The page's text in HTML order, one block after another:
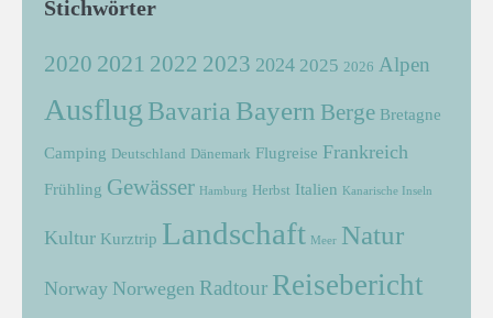
Stichwörter
2020 2021 2022 2023 2024 2025 2026 Alpen
Ausflug Bavaria Bayern Berge Bretagne
Camping Deutschland Dänemark Flugreise Frankreich
Frühling Gewässer Hamburg Herbst Italien Kanarische Inseln
Kultur Kurztrip Landschaft Meer Natur
Norway Norwegen Radtour Reisebericht